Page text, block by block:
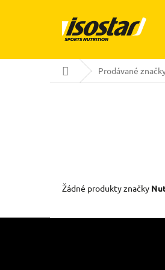
Domů Prodávané
Žádné produkty značky